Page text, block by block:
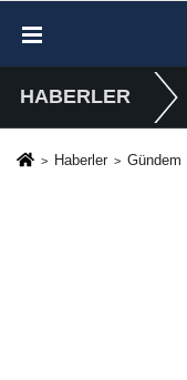
HABERLER
Haberler Gündem